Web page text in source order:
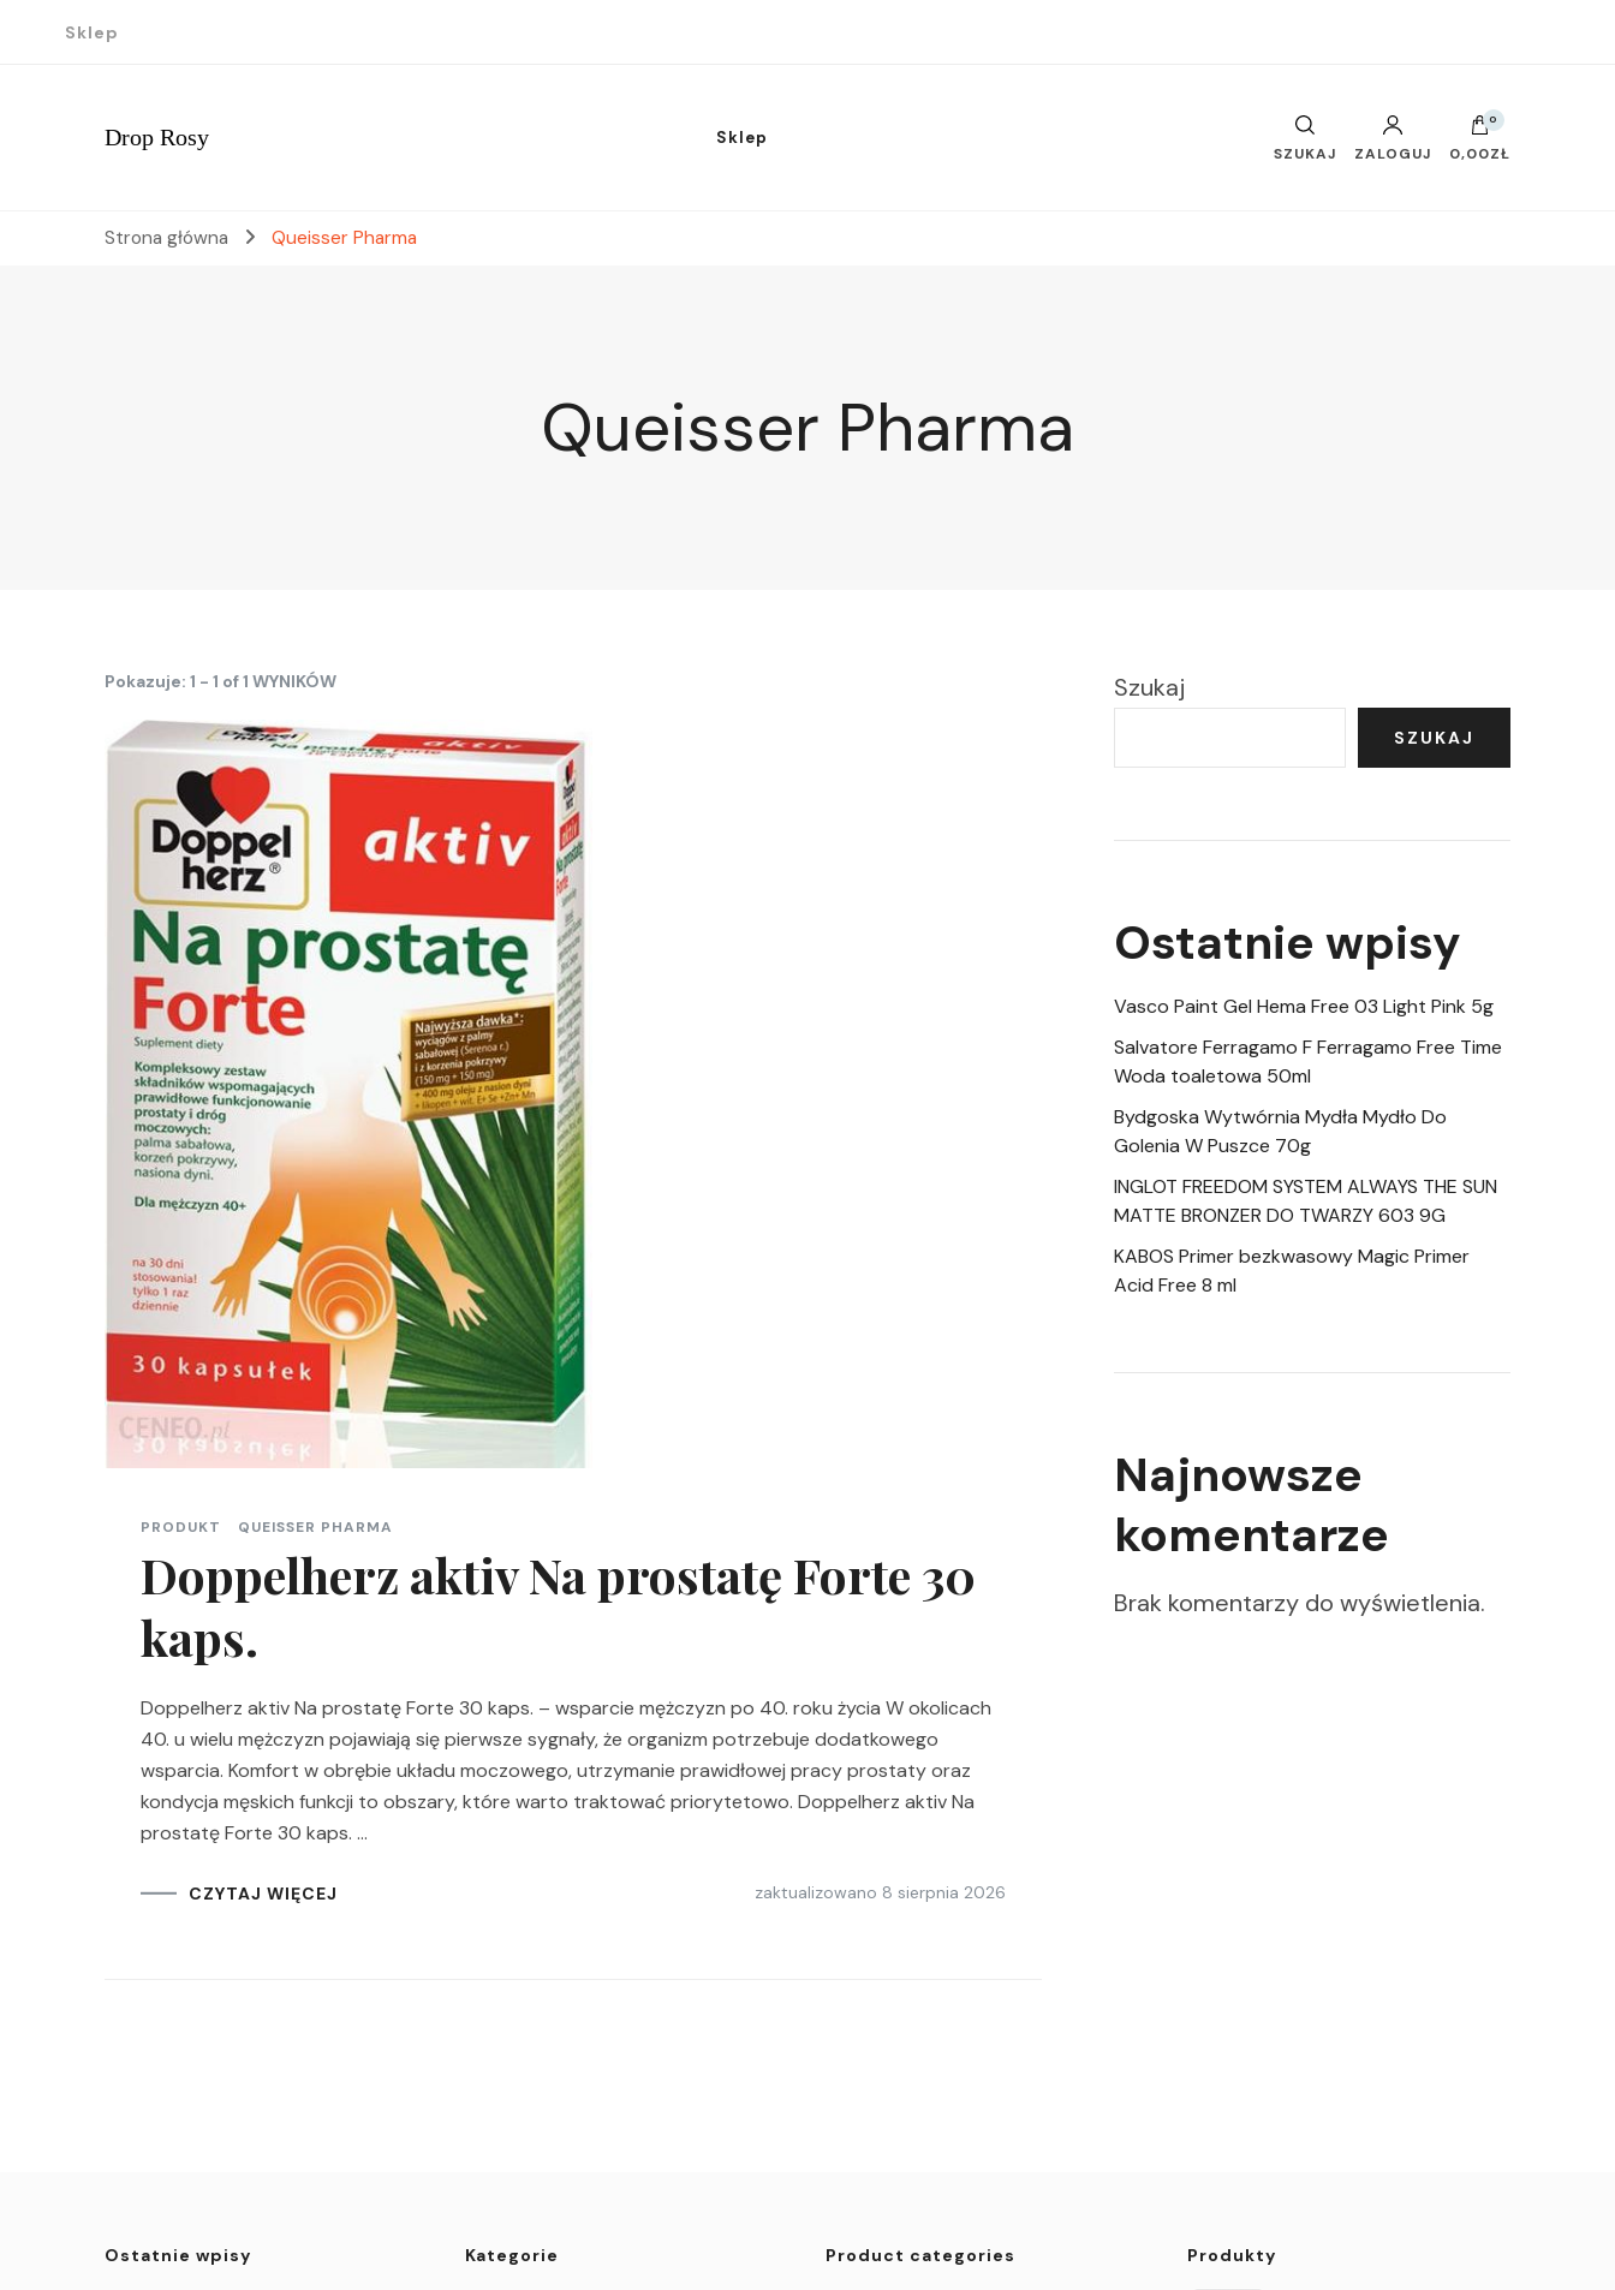
Sklep
Drop Rosy Sklep
SZUKAJ ZALOGUJ
0
0,00ZŁ
Strona główna Queisser Pharma
Queisser Pharma
Pokazuje: 1 - 1 of 1 WYNIKÓW
PRODUKT QUEISSER PHARMA
Doppelherz aktiv Na prostatę Forte 30
kaps.
Doppelherz aktiv Na prostatę Forte 30 kaps. – wsparcie mężczyzn po 40. roku życia W okolicach
40. u wielu mężczyzn pojawiają się pierwsze sygnały, że organizm potrzebuje dodatkowego
wsparcia. Komfort w obrębie układu moczowego, utrzymanie prawidłowej pracy prostaty oraz
kondycja męskich funkcji to obszary, które warto traktować priorytetowo. Doppelherz aktiv Na
prostatę Forte 30 kaps. …
CZYTAJ WIĘCEJ zaktualizowano 8 sierpnia 2026
Szukaj
SZUKAJ
Ostatnie wpisy
Vasco Paint Gel Hema Free 03 Light Pink 5g
Salvatore Ferragamo F Ferragamo Free Time
Woda toaletowa 50ml
Bydgoska Wytwórnia Mydła Mydło Do
Golenia W Puszce 70g
INGLOT FREEDOM SYSTEM ALWAYS THE SUN
MATTE BRONZER DO TWARZY 603 9G
KABOS Primer bezkwasowy Magic Primer
Acid Free 8 ml
Najnowsze
komentarze
Brak komentarzy do wyświetlenia.
Ostatnie wpisy Kategorie Product categories Produkty